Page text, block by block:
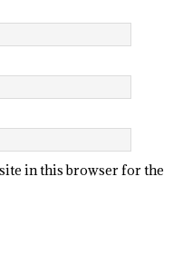
in this browser for the